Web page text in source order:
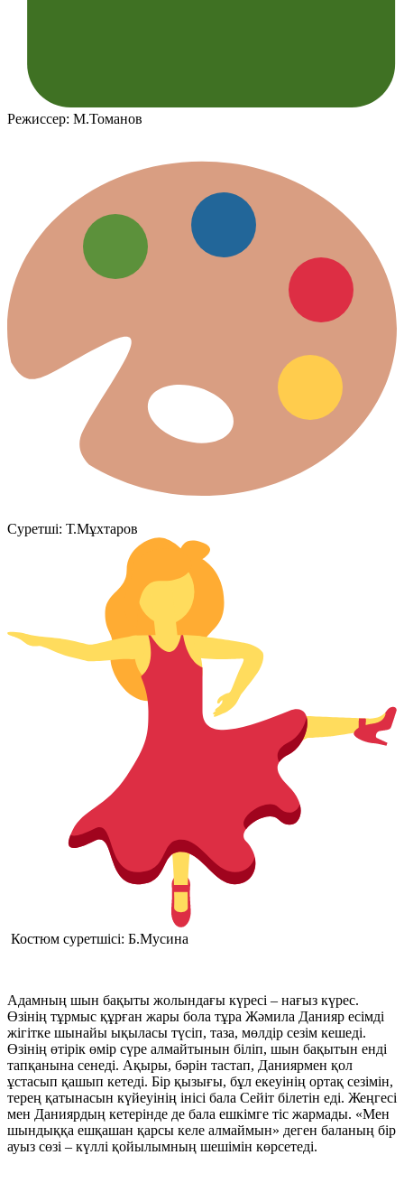
Режиссер: М.Томанов
Суретші: Т.Мұхтаров
Костюм суретшісі: Б.Мусина
Адамның шын бақыты жолындағы күресі – нағыз күрес.
Өзінің тұрмыс құрған жары бола тұра Жәмила Данияр есімді
жігітке шынайы ықыласы түсіп, таза, мөлдір сезім кешеді.
Өзінің өтірік өмір сүре алмайтынын біліп, шын бақытын енді
тапқанына сенеді. Ақыры, бәрін тастап, Даниярмен қол
ұстасып қашып кетеді. Бір қызығы, бұл екеуінің ортақ сезімін,
терең қатынасын күйеуінің інісі бала Сейіт білетін еді. Жеңгесі
мен Даниярдың кетерінде де бала ешкімге тіс жармады. «Мен
шындыққа ешқашан қарсы келе алмаймын» деген баланың бір
ауыз сөзі – күллі қойылымның шешімін көрсетеді.